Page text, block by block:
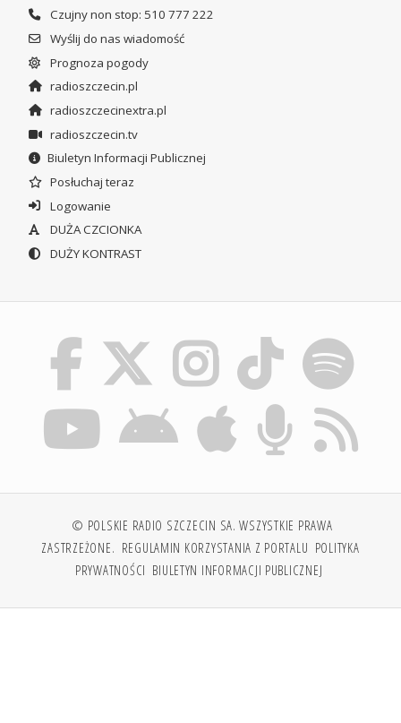
Czujny non stop: 510 777 222
Wyślij do nas wiadomość
Prognoza pogody
radioszczecin.pl
radioszczecinextra.pl
radioszczecin.tv
Biuletyn Informacji Publicznej
Posłuchaj teraz
Logowanie
DUŻA CZCIONKA
DUŻY KONTRAST
© POLSKIE RADIO SZCZECIN SA. WSZYSTKIE PRAWA
ZASTRZEŻONE. REGULAMIN KORZYSTANIA Z PORTALU POLITYKA
PRYWATNOŚCI BIULETYN INFORMACJI PUBLICZNEJ